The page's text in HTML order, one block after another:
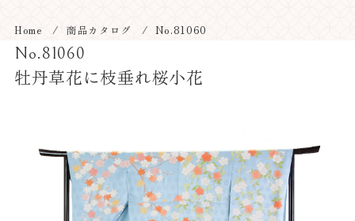
Home 商品カタログ No.81060
No.81060
牡丹草花に枝垂れ桜小花